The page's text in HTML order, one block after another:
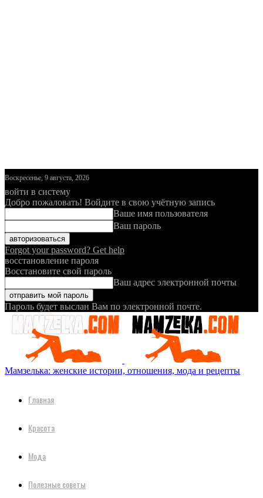
Воскресенье, 9 августа, 2026
войти в систему
Добро пожаловать! Войдите в свою учётную запись
Ваше имя пользователя
Ваш пароль
Forgot your password? Get help
восстановление пароля
Восстановите свой пароль
Ваш адрес электронной почты
Пароль будет выслан Вам по электронной почте.
Мамзелька: женские истории, отношения, мода и рецепты
Главная
Красота
Мода
Полезные советы